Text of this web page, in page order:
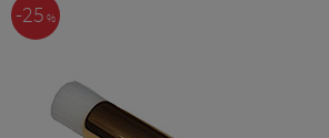
25 %